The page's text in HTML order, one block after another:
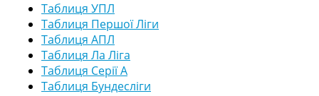
Таблиця УПЛ
Таблиця Першої Ліги
Таблиця АПЛ
Таблиця Ла Ліга
Таблиця Серії А
Таблиця Бундесліги